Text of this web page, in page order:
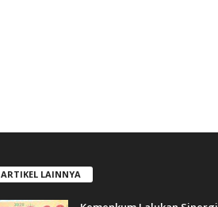
ARTIKEL LAINNYA